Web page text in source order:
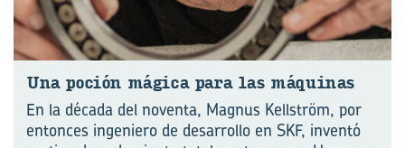
Una po­ción má­gi­ca para las má­qui­nas
En la década del noventa, Magnus Kellström, por
entonces ingeniero de desarrollo en SKF, inventó